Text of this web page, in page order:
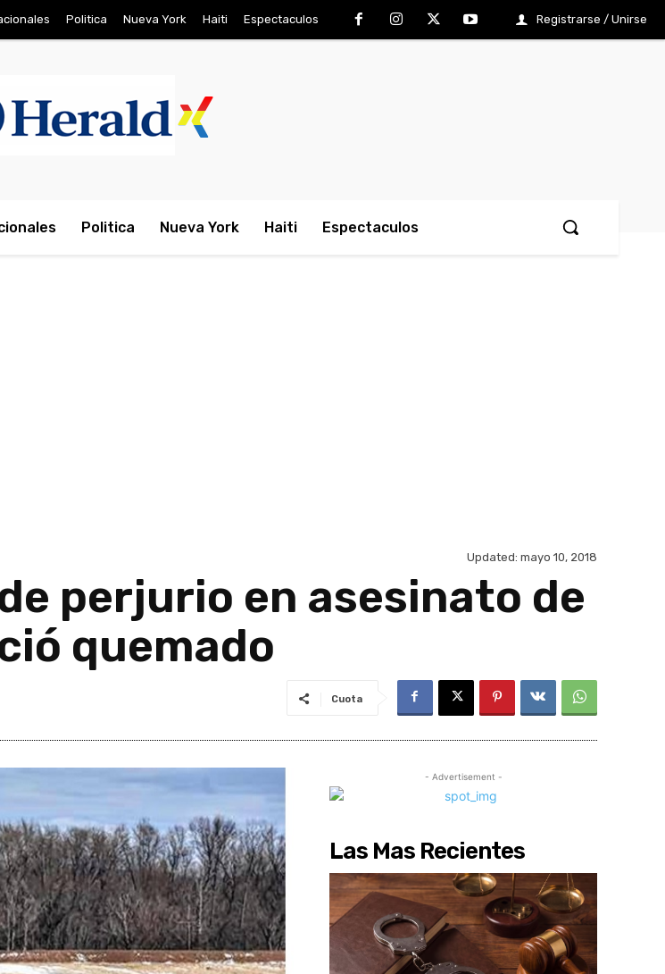
Politica Nueva York Haiti Espectaculos Registrarse / Unirse
Politica Nueva York Haiti Espectaculos
Updated: mayo 10, 2018
perjurio en asesinato de
quemado
Cuota
- Advertisement -
Las Mas Recientes